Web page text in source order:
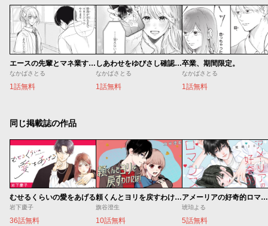
エースの先輩とマネ業することになりました。
なかばさとる
1話無料
しあわせをゆびさし確認する声が
なかばさとる
1話無料
卒業、期間限定。
なかばさとる
1話無料
同じ掲載誌の作品
むせるくらいの愛をあげる
岩下慶子
36話無料
頼くんとヨリを戻すわけには！
旗谷澄生
10話無料
アメーリアの好奇的ロマンス
琥珀よる
5話無料